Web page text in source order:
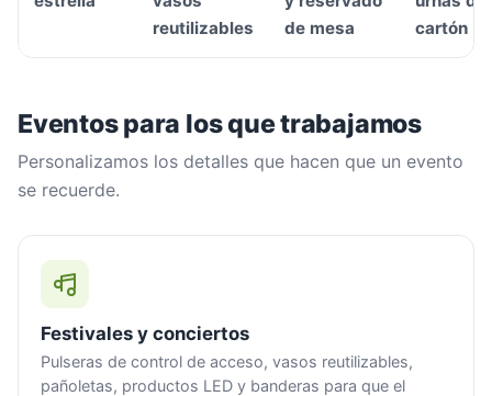
reutilizables
de mesa
cartón
Eventos para los que trabajamos
Personalizamos los detalles que hacen que un evento
se recuerde.
Festivales y conciertos
Pulseras de control de acceso, vasos reutilizables,
pañoletas, productos LED y banderas para que el